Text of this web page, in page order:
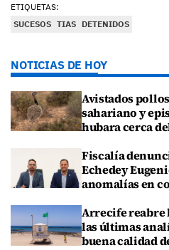
ETIQUETAS:
SUCESOS TIAS DETENIDOS
NOTICIAS DE HOY
Avistados
sahariano y
hubara cerca
Fiscalía
Echedey
anomalías en
Arrecife reabre
las últimas
buena calidad